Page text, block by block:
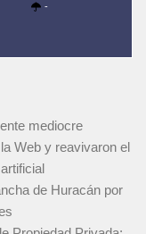
-
mediocre
Web y reavivaron el
de Huracán por